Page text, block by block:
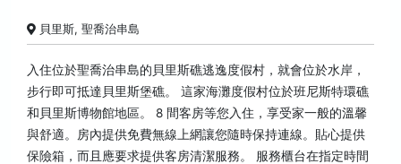
貝里斯, 聖喬治串島
入住位於聖喬治串島的貝里斯礁逃逸度假村，就會位於水岸，
步行即可抵達貝里斯堡礁。 這家海灘度假村位於班尼斯特環礁
和貝里斯博物館地區。 8 間客房等您入住，享受家一般的溫馨
與舒適。房內提供免費無線上網讓您隨時保持連線。貼心提供
保險箱，而且應要求提供客房清潔服務。 服務櫃台在指定時間